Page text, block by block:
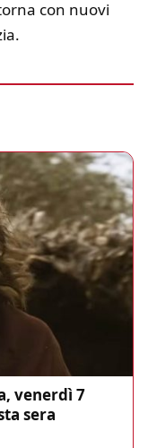
con nuovi
venerdì 7
sera